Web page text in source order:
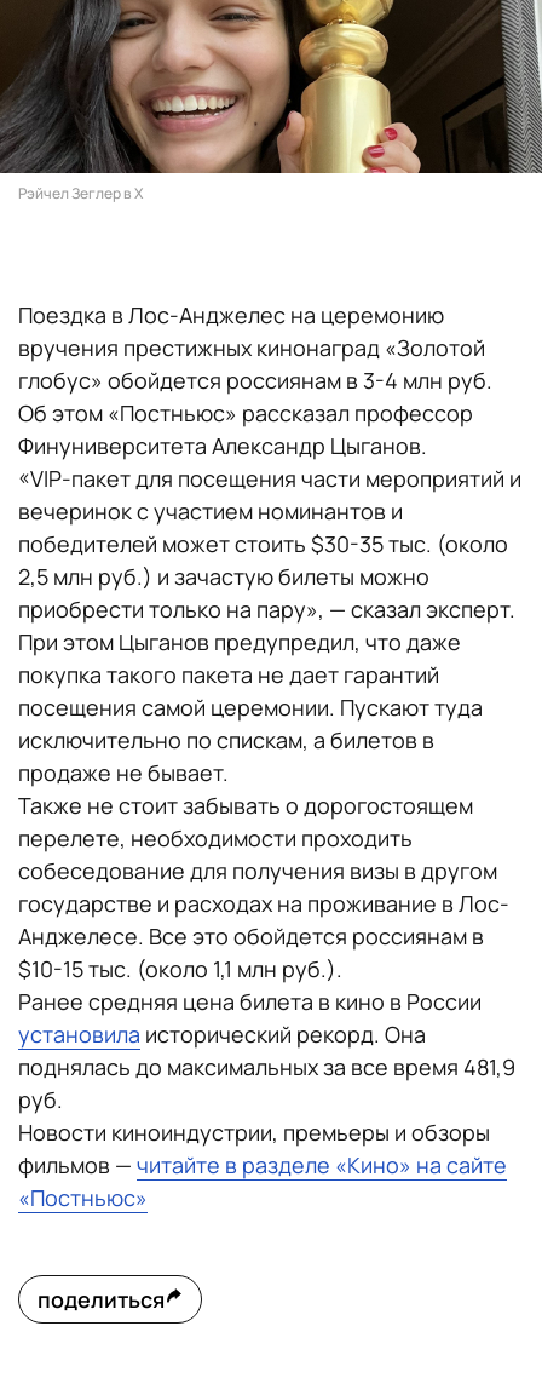
Рэйчел Зеглер в X
Поездка в Лос-Анджелес на церемонию
вручения престижных кинонаград «Золотой
глобус» обойдется россиянам в 3-4 млн руб.
Об этом «Постньюс» рассказал профессор
Финуниверситета Александр Цыганов.
«VIP-пакет для посещения части мероприятий и
вечеринок с участием номинантов и
победителей может стоить $30-35 тыс. (около
2,5 млн руб.) и зачастую билеты можно
приобрести только на пару», — сказал эксперт.
При этом Цыганов предупредил, что даже
покупка такого пакета не дает гарантий
посещения самой церемонии. Пускают туда
исключительно по спискам, а билетов в
продаже не бывает.
Также не стоит забывать о дорогостоящем
перелете, необходимости проходить
собеседование для получения визы в другом
государстве и расходах на проживание в Лос-
Анджелесе. Все это обойдется россиянам в
$10-15 тыс. (около 1,1 млн руб.).
Ранее средняя цена билета в кино в России
установила исторический рекорд. Она
поднялась до максимальных за все время 481,9
руб.
Новости киноиндустрии, премьеры и обзоры
фильмов — читайте в разделе «Кино» на сайте
«Постньюс»
поделиться